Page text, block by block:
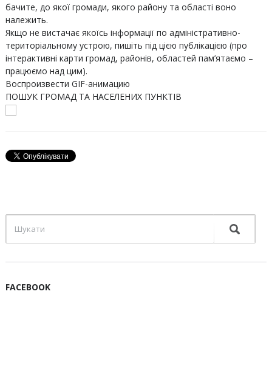
бачите, до якої громади, якого району та області воно
належить.
Якщо не вистачає якоїсь інформації по адміністративно-
територіальному устрою, пишіть під цією публікацією (про
інтерактивні карти громад, районів, областей пам’ятаємо –
працюємо над цим).
Воспроизвести GIF-анимацию
ПОШУК ГРОМАД ТА НАСЕЛЕНИХ ПУНКТІВ
FACEBOOK